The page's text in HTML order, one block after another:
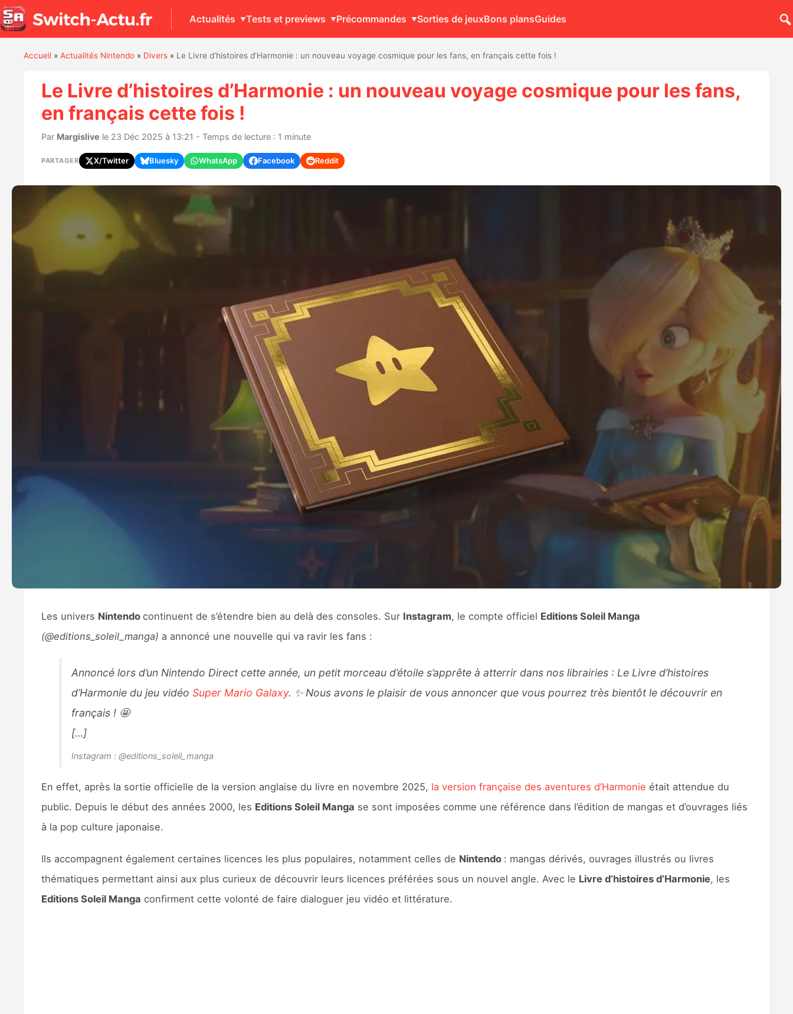
Actualités Tests et previews Précommandes Sorties de jeuxBons plansGuides
Accueil» Actualités Nintendo» Divers» Le Livre d’histoires d’Harmonie : un nouveau voyage cosmique pour les fans, en français cette fois !
Le Livre d’histoires d’Harmonie : un nouveau voyage cosmique pour les fans,
en français cette fois !
Par Margislive le 23 Déc 2025 à 13:21 - Temps de lecture : 1 minute
PARTAGER X/Twitter Bluesky WhatsApp Facebook Reddit
Les univers Nintendo continuent de s’étendre bien au delà des consoles. Sur Instagram, le compte officiel Editions Soleil Manga
(@editions_soleil_manga) a annoncé une nouvelle qui va ravir les fans :
Annoncé lors d’un Nintendo Direct cette année, un petit morceau d’étoile s’apprête à atterrir dans nos librairies : Le Livre d’histoires
d’Harmonie du jeu vidéo Super Mario Galaxy. ✨​ Nous avons le plaisir de vous annoncer que vous pourrez très bientôt le découvrir en
français ! 🤩​
[…]
Instagram : @editions_soleil_manga
En effet, après la sortie officielle de la version anglaise du livre en novembre 2025, la version française des aventures d’Harmonie était attendue du
public. Depuis le début des années 2000, les Editions Soleil Manga se sont imposées comme une référence dans l’édition de mangas et d’ouvrages liés
à la pop culture japonaise.
Ils accompagnent également certaines licences les plus populaires, notamment celles de Nintendo : mangas dérivés, ouvrages illustrés ou livres
thématiques permettant ainsi aux plus curieux de découvrir leurs licences préférées sous un nouvel angle. Avec le Livre d’histoires d’Harmonie, les
Editions Soleil Manga confirment cette volonté de faire dialoguer jeu vidéo et littérature.